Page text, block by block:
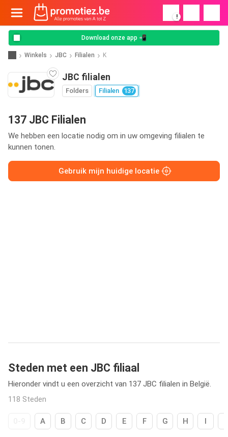
!
Download onze app 📲
Winkels JBC Filialen K
JBC filialen
Folders Filialen 137
137 JBC Filialen
We hebben een locatie nodig om in uw omgeving filialen te
kunnen tonen.
Gebruik mijn huidige locatie
Steden met een JBC filiaal
Hieronder vindt u een overzicht van 137 JBC filialen in België.
118 Steden
A B C D E F G H I